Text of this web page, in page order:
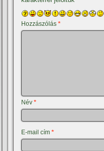
Hozzászólás*
Név*
E-mail cím*